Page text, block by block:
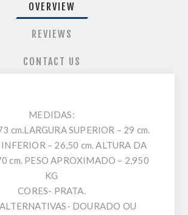
OVERVIEW
REVIEWS
CONTACT US
MEDIDAS:
cm.LARGURA SUPERIOR – 29 cm.
INFERIOR – 26,50 cm. ALTURA DA
cm. PESO APROXIMADO – 2,950
KG
CORES- PRATA.
DOURADO OU